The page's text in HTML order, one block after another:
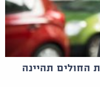
החולים תהיינה